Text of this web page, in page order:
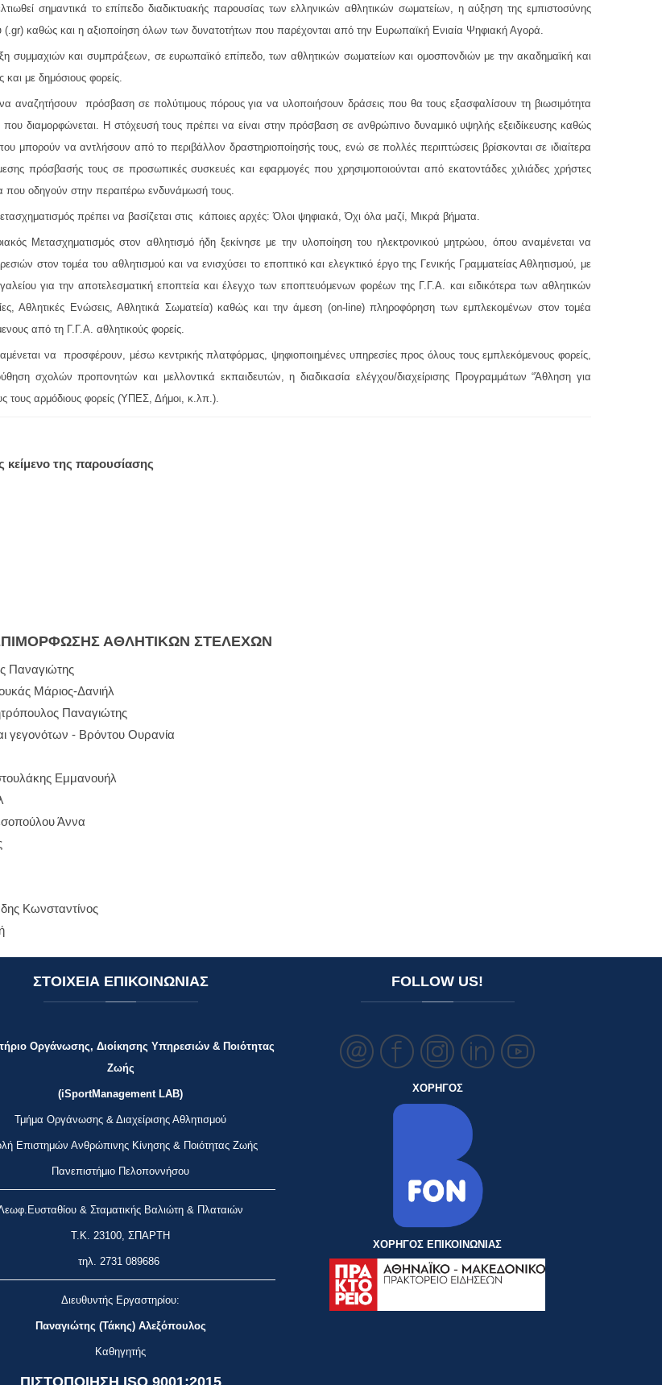
σημαντικά το επίπεδο διαδικτυακής παρουσίας των ελληνικών αθλητικών σωματείων, η αύξηση της εμπιστοσύνης
(.gr) καθώς και η αξιοποίηση όλων των δυνατοτήτων που παρέχονται από την Ευρωπαϊκή Ενιαία Ψηφιακή Αγορά.
συμμαχιών και συμπράξεων, σε ευρωπαϊκό επίπεδο, των αθλητικών σωματείων και ομοσπονδιών με την ακαδημαϊκή και
και με δημόσιους φορείς.
αναζητήσουν πρόσβαση σε πολύτιμους πόρους για να υλοποιήσουν δράσεις που θα τους εξασφαλίσουν τη βιωσιμότητα
που διαμορφώνεται. Η στόχευσή τους πρέπει να είναι στην πρόσβαση σε ανθρώπινο δυναμικό υψηλής εξειδίκευσης καθώς
μπορούν να αντλήσουν από το περιβάλλον δραστηριοποίησής τους, ενώ σε πολλές περιπτώσεις βρίσκονται σε ιδιαίτερα
πρόσβασής τους σε προσωπικές συσκευές και εφαρμογές που χρησιμοποιούνται από εκατοντάδες χιλιάδες χρήστες
που οδηγούν στην περαιτέρω ενδυνάμωσή τους.
πρέπει να βασίζεται στις κάποιες αρχές: Όλοι ψηφιακά, Όχι όλα μαζί, Μικρά βήματα.
Μετασχηματισμός στον αθλητισμό ήδη ξεκίνησε με την υλοποίηση του ηλεκτρονικού μητρώου, όπου αναμένεται να
στον τομέα του αθλητισμού και να ενισχύσει το εποπτικό και ελεγκτικό έργο της Γενικής Γραμματείας Αθλητισμού, με
για την αποτελεσματική εποπτεία και έλεγχο των εποπτευόμενων φορέων της Γ.Γ.Α. και ειδικότερα των αθλητικών
Αθλητικές Ενώσεις, Αθλητικά Σωματεία) καθώς και την άμεση (on-line) πληροφόρηση των εμπλεκομένων στον τομέα
από τη Γ.Γ.Α. αθλητικούς φορείς.
να προσφέρουν, μέσω κεντρικής πλατφόρμας, ψηφιοποιημένες υπηρεσίες προς όλους τους εμπλεκόμενους φορείς,
σχολών προπονητών και μελλοντικά εκπαιδευτών, η διαδικασία ελέγχου/διαχείρισης Προγραμμάτων “Άθληση για
τους αρμόδιους φορείς (ΥΠΕΣ, Δήμοι, κ.λπ.).
της παρουσίασης
ΑΘΛΗΤΙΚΏΝ ΣΤΕΛΕΧΏΝ
Παναγιώτης
Μάριος-Δανιήλ
Παναγιώτης
γεγονότων - Βρόντου Ουρανία
Εμμανουήλ
Άννα
Κωνσταντίνος
ΣΤΟΙΧΕΙΑΕΠΙΚΟΙΝΩΝΙΑΣ
Οργάνωσης, Διοίκησης Υπηρεσιών & Ποιότητας
Ζωής
(iSportManagement LAB)
Τμήμα Οργάνωσης & Διαχείρισης Αθλητισμού
Επιστημών Ανθρώπινης Κίνησης & Ποιότητας Ζωής
Πανεπιστήμιο Πελοποννήσου
& Σταματικής Βαλιώτη & Πλαταιών
Τ.Κ. 23100, ΣΠΑΡΤΗ
τηλ.2731 089686
Διευθυντής Εργαστηρίου:
Παναγιώτης (Τάκης) Αλεξόπουλος
Καθηγητής
ΠΙΣΤΟΠΟΙΗΣΗ ISO 9001:2015
FOLLOW US!
ΧΟΡΗΓΟΣ
ΧΟΡΗΓΟΣ ΕΠΙΚΟΙΝΩΝΙΑΣ